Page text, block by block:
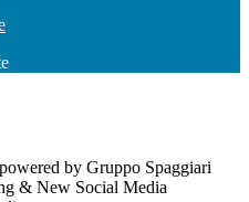
by Gruppo Spaggiari
& New Social Media